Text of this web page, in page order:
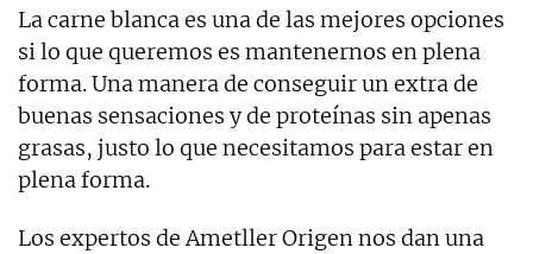
La carne blanca es una de las mejores opciones
si lo que queremos es mantenernos en plena
forma. Una manera de conseguir un extra de
buenas sensaciones y de proteínas sin apenas
grasas, justo lo que necesitamos para estar en
plena forma.
Los expertos de Ametller Origen nos dan una